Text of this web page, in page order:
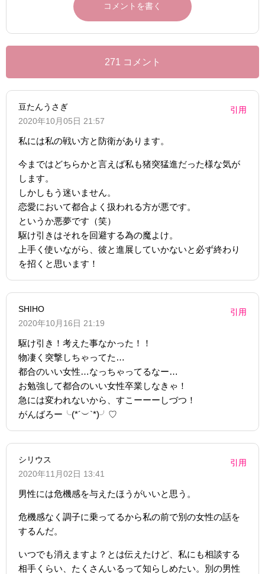
271 コメント
豆たんうさぎ
2020年10月05日 21:57
引用
私には私の戦い方と防衛があります。
今まではどちらかと言えば私も猪突猛進だった様な気が
します。
しかしもう迷いません。
恋愛において都合よく扱われる方が悪です。
というか悪夢です（笑）
駆け引きはそれを回避する為の魔よけ。
上手く使いながら、彼と進展していかないと必ず終わり
を招くと思います！
SHIHO
2020年10月16日 21:19
引用
駆け引き！考えた事なかった！！
物凄く突撃しちゃってた…
都合のいい女性…なっちゃってるなー…
お勉強して都合のいい女性卒業しなきゃ！
急には変われないから、すこーーーしづつ！
がんばろー╰(*´︶`*)╯♡
シリウス
2020年11月02日 13:41
引用
男性には危機感を与えたほうがいいと思う。
危機感なく調子に乗ってるから私の前で別の女性の話を
するんだ。
いつでも消えますよ？とは伝えたけど、私にも相談する
相手くらい、たくさんいるって知らしめたい。別の男性